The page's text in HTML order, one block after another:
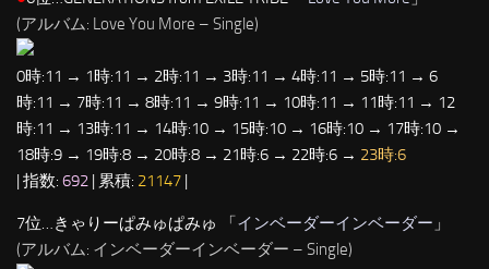
(アルバム: Love You More – Single)
0時:11 → 1時:11 → 2時:11 → 3時:11 → 4時:11 → 5時:11 → 6
時:11 → 7時:11 → 8時:11 → 9時:11 → 10時:11 → 11時:11 → 12
時:11 → 13時:11 → 14時:10 → 15時:10 → 16時:10 → 17時:10 →
18時:9 → 19時:8 → 20時:8 → 21時:6 → 22時:6 → 23時:6
| 指数: 692 | 累積: 21147 |
7位…きゃりーぱみゅぱみゅ 「インベーダーインベーダー 」
(アルバム: インベーダーインベーダー – Single)